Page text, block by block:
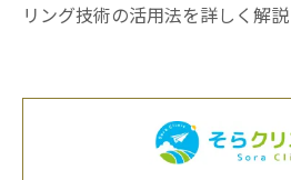
リング技術の活用法を詳しく解説